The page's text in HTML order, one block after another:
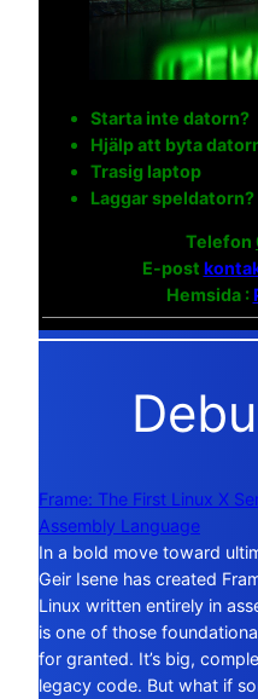
Starta inte datorn?
Hjälp att byta
Trasig laptop
Laggar speldatorn?
Telefon
E-post
Hemsida :
Frame: The First Linux X
Assembly Language
In a bold move toward
Geir Isene has created
Linux written entirely in
is one of those
for granted. It’s big,
legacy code. But what if